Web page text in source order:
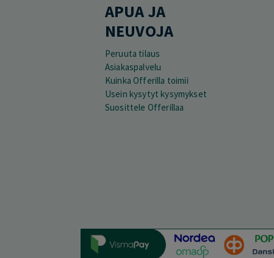
APUA JA
NEUVOJA
Peruuta tilaus
Asiakaspalvelu
Kuinka Offerilla toimii
Usein kysytyt kysymykset
Suosittele Offerillaa